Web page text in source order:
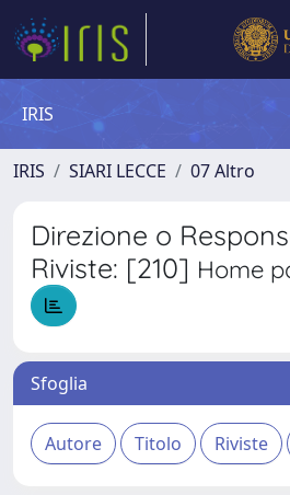
IRIS
IRIS SIARI LECCE 07 Altro
Direzione o
Riviste: [210] Home
Sfoglia